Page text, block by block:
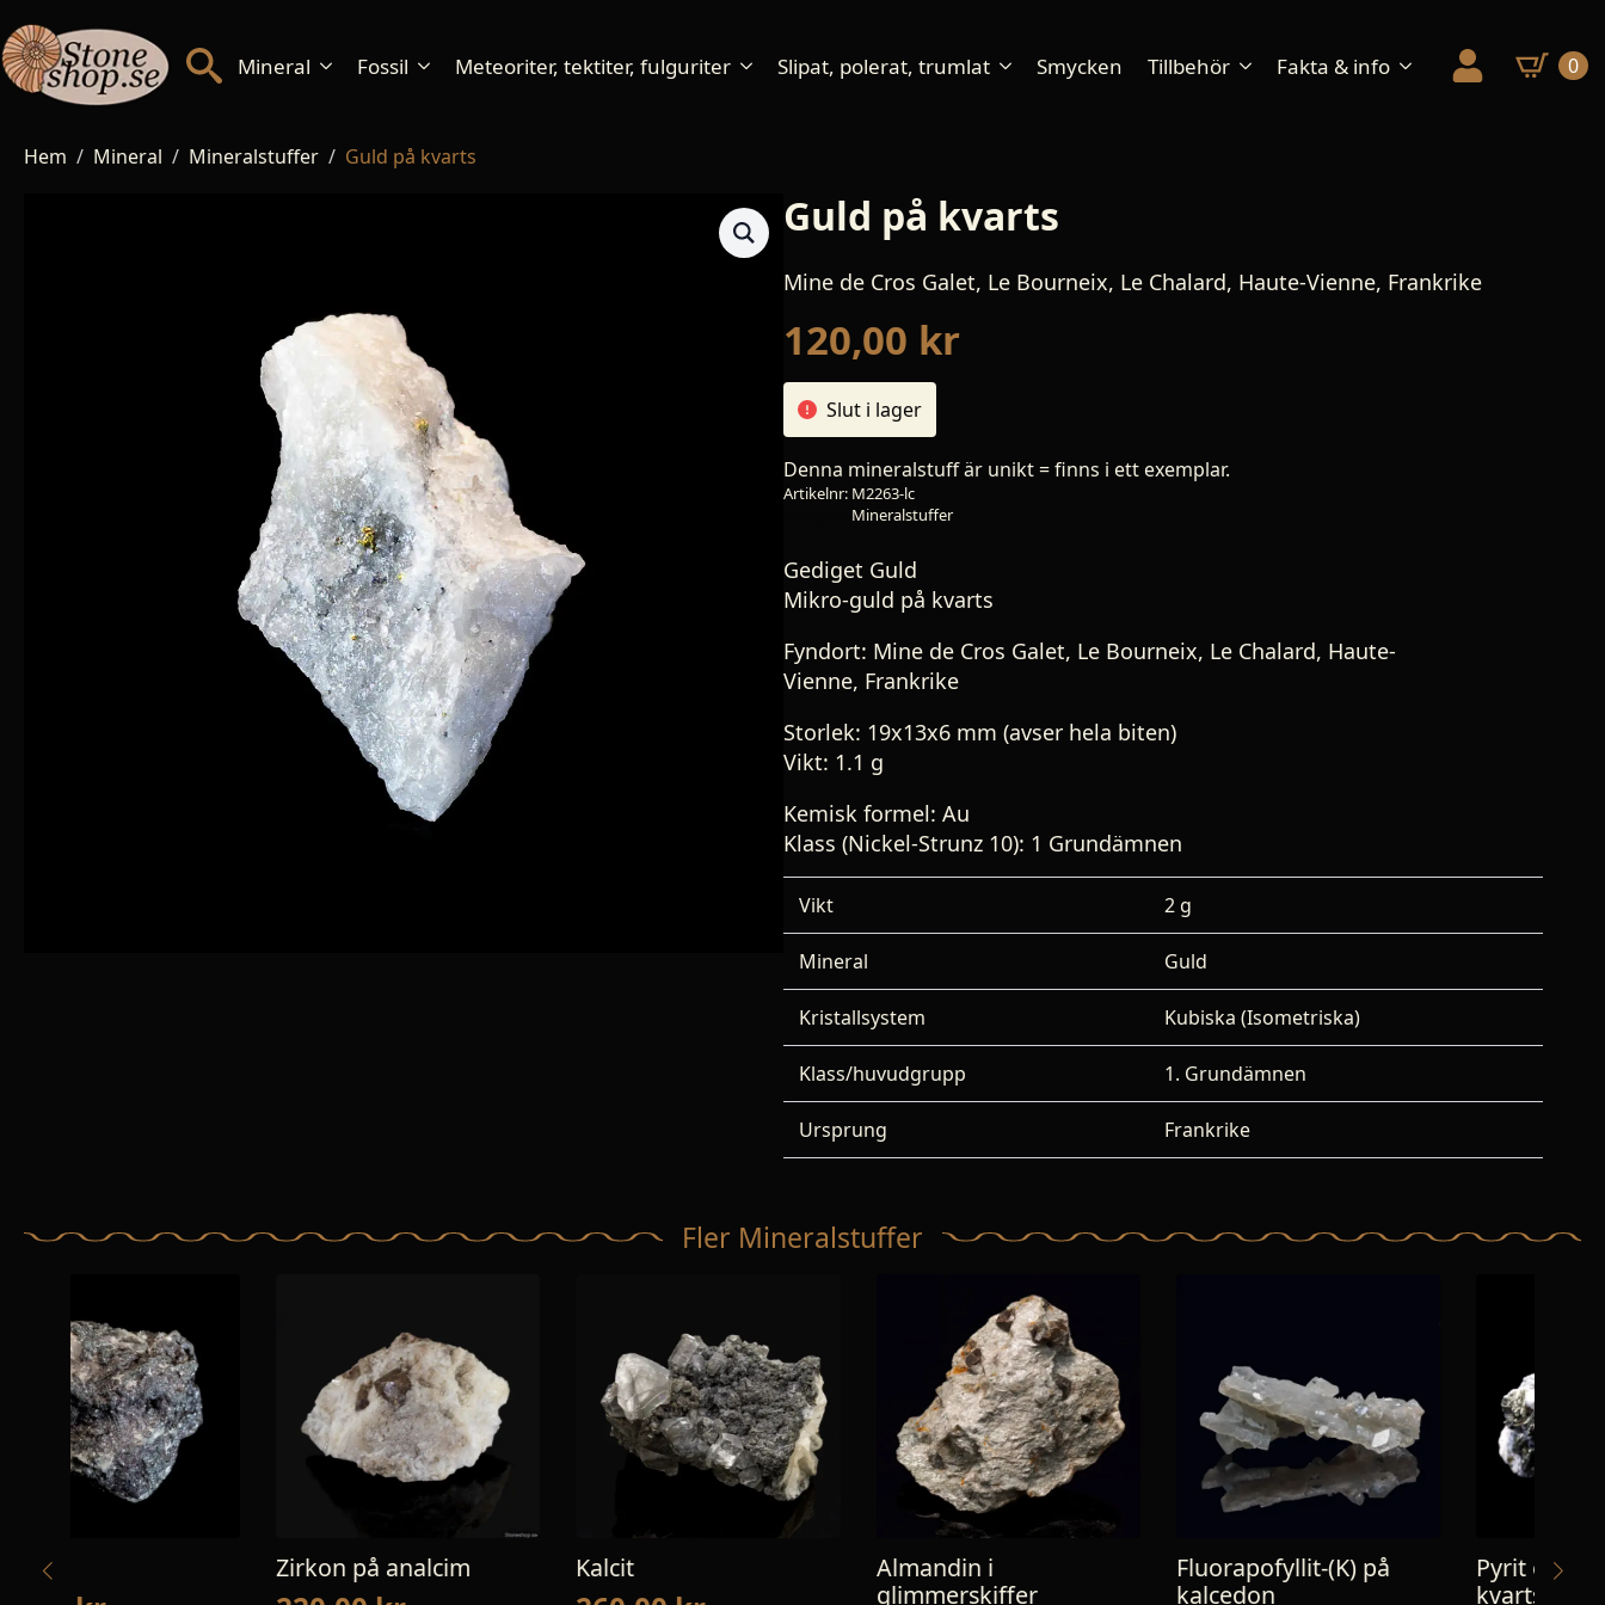
Mineral Fossil Meteoriter, tektiter, fulguriter Slipat, polerat, trumlat Smycken Tillbehör Fakta & info 0
Hem Mineral Mineralstuffer Guld på kvarts
Guld på kvarts
Mine de Cros Galet, Le Bourneix, Le Chalard, Haute-Vienne, Frankrike
120,00 kr
Slut i lager
Denna mineralstuff är unikt = finns i ett exemplar.
Artikelnr: M2263-lc
Mineralstuffer
Gediget Guld
Mikro-guld på kvarts
Fyndort: Mine de Cros Galet, Le Bourneix, Le Chalard, Haute-
Vienne, Frankrike
Storlek: 19x13x6 mm (avser hela biten)
Vikt: 1.1 g
Kemisk formel: Au
Klass (Nickel-Strunz 10): 1 Grundämnen
Vikt 2 g
Mineral Guld
Kristallsystem Kubiska (Isometriska)
Klass/huvudgrupp 1. Grundämnen
Ursprung Frankrike
Fler Mineralstuffer
Kalcit
glimmerskiffer
Fluorapofyllit-(K) på
kalcedon
Pyrit efter Pyrrhotit,